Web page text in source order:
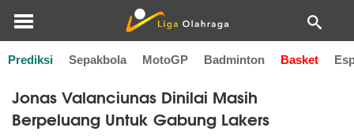
Prediksi Sepakbola MotoGP Badminton Basket
Home Basket
Jonas Valanciunas Dinilai Masih
Berpeluang Untuk Gabung Lakers